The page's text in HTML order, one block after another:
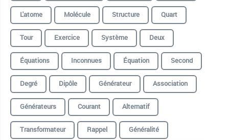
L'atome
Molécule Structure
Quart
Tour
Exercice Système
Deux
Équations
Inconnues Équation
Second
Degré
Dipôle Générateur
Association
Générateurs
Courant
Alternatif
Transformateur
Rappel
Généralité